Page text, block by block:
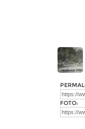
FOTO: